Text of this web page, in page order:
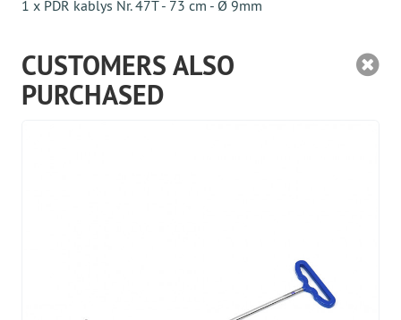
1 x PDR kablys Nr. 47Т - 73 cm - Ø 9mm
CUSTOMERS ALSO
PURCHASED